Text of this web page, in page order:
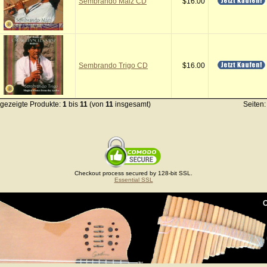
Sembrando Trigo CD $16.00
Produkte: 1 bis 11 (von 11 insgesamt)
Checkout process secured by 128-bit SSL.
Essential SSL